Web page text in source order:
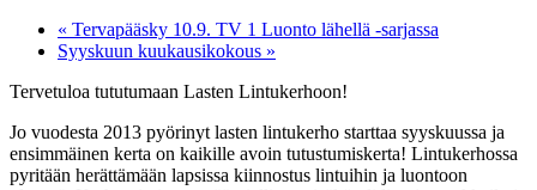
« Tervapääsky 10.9. TV 1 Luonto lähellä -sarjassa
Syyskuun kuukausikokous »
Tervetuloa tututumaan Lasten Lintukerhoon!
Jo vuodesta 2013 pyörinyt lasten lintukerho starttaa syyskuussa ja
ensimmäinen kerta on kaikille avoin tutustumiskerta! Lintukerhossa
pyritään herättämään lapsissa kiinnostus lintuihin ja luontoon